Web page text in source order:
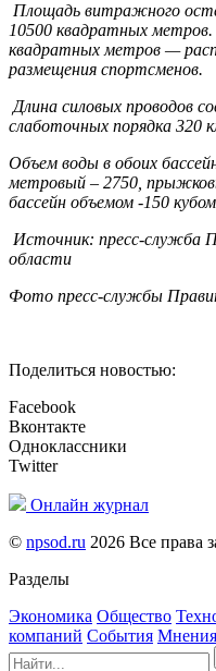
Площадь витражного
10500 квадратных
квадратных метров —
размещения спортсменов.
Длина силовых проводов
слаботочных порядка 320
Объем воды в обоих
метровый – 2750,
бассейн объемом -150
Источник: пресс-служба
области
Фото пресс-службы
Поделиться новостью:
Facebook
Вконтакте
Одноклассники
Twitter
Онлайн журнал
© npsod.ru 2026 Все права
Разделы
Экономика Общество
компаний События Мнения